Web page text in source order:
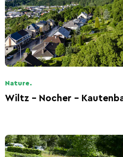
Nature.
Wiltz - Nocher -